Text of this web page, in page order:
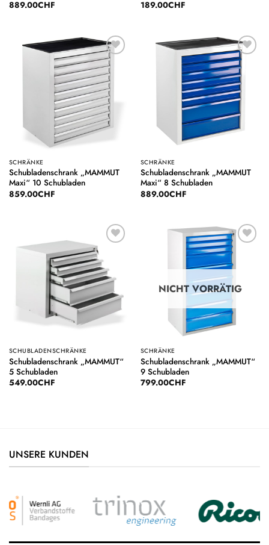
889.00CHF
189.00CHF
Auf die
Wunschliste
SCHRÄNKE
Schubladenschrank „MAMMUT
Maxi“ 10 Schubladen
859.00CHF
Auf die
Wunschliste
SCHRÄNKE
Schubladenschrank „MAMMUT
Maxi“ 8 Schubladen
889.00CHF
Auf die
Wunschliste
SCHUBLADENSCHRÄNKE
Schubladenschrank „MAMMUT“
5 Schubladen
549.00CHF
Auf die
Wunschliste
NICHT VORRÄTIG
SCHRÄNKE
Schubladenschrank „MAMMUT“
9 Schubladen
799.00CHF
UNSERE KUNDEN